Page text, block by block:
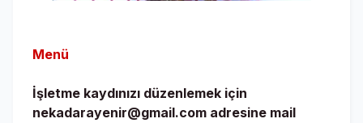
Menü
İşletme kaydınızı düzenlemek için
nekadarayenir@gmail.com adresine mail